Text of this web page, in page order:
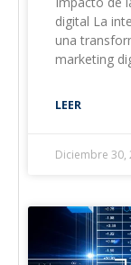
digital La
una
marketing
LEER
Diciembre 30,